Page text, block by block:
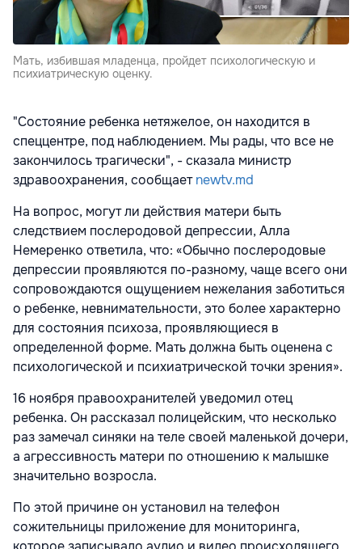
Мать, избившая младенца, пройдет психологическую и
психиатрическую оценку.
"Состояние ребенка нетяжелое, он находится в
спеццентре, под наблюдением. Мы рады, что все не
закончилось трагически", - сказала министр
здравоохранения, сообщаетnewtv.md
На вопрос, могут ли действия матери быть
следствием послеродовой депрессии, Алла
Немеренко ответила, что: «Обычно послеродовые
депрессии проявляются по-разному, чаще всего они
сопровождаются ощущением нежелания заботиться
о ребенке, невнимательности, это более характерно
для состояния психоза, проявляющиеся в
определенной форме. Мать должна быть оценена с
психологической и психиатрической точки зрения».
16 ноября правоохранителей уведомил отец
ребенка. Он рассказал полицейским, что несколько
раз замечал синяки на теле своей маленькой дочери,
а агрессивность матери по отношению к малышке
значительно возросла.
По этой причине он установил на телефон
сожительницы приложение для мониторинга,